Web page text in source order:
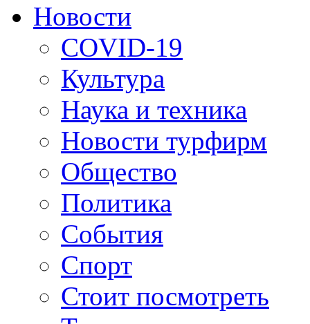
Новости
COVID-19
Культура
Наука и техника
Новости турфирм
Общество
Политика
События
Спорт
Стоит посмотреть